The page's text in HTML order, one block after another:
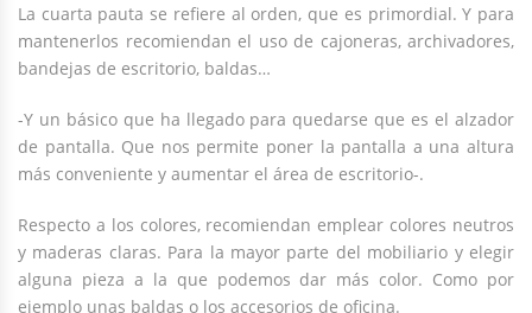
La cuarta pauta se refiere al orden, que es primordial. Y para
mantenerlos recomiendan el uso de cajoneras, archivadores,
bandejas de escritorio, baldas…
-Y un básico que ha llegado para quedarse que es el alzador
de pantalla. Que nos permite poner la pantalla a una altura
más conveniente y aumentar el área de escritorio-.
Respecto a los colores, recomiendan emplear colores neutros
y maderas claras. Para la mayor parte del mobiliario y elegir
alguna pieza a la que podemos dar más color. Como por
ejemplo unas baldas o los accesorios de oficina.